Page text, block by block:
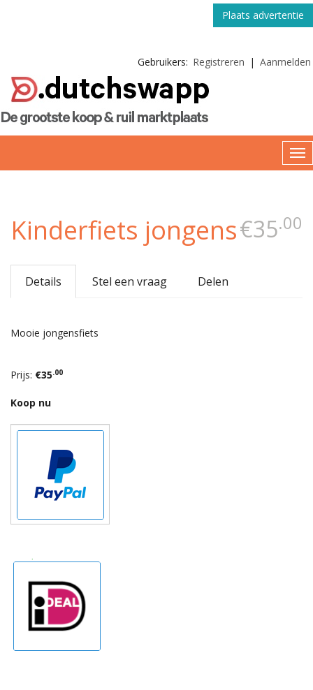
Plaats advertentie
Gebruikers: Registreren | Aanmelden
€35.00
Kinderfiets jongens
Details Stel een vraag Delen
Mooie jongensfiets
Prijs: €35.00
Koop nu